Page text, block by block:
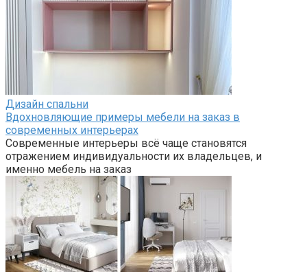
Дизайн спальни
Вдохновляющие примеры мебели на заказ в
современных интерьерах
Современные интерьеры всё чаще становятся
отражением индивидуальности их владельцев, и
именно мебель на заказ